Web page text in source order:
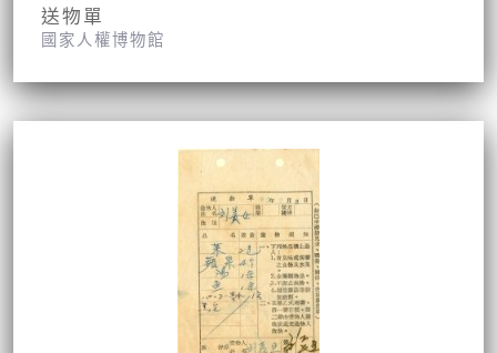
送物單
國家人權博物館